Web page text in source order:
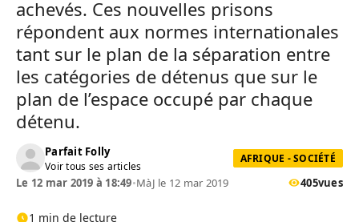
achevés. Ces nouvelles prisons
répondent aux normes internationales
tant sur le plan de la séparation entre
les catégories de détenus que sur le
plan de l’espace occupé par chaque
détenu.
Parfait Folly
Voir tous ses articles
AFRIQUE - SOCIÉTÉ
Le 12 mar 2019 à 18:49•MàJ le 12 mar 2019 405vues
1 min de lecture